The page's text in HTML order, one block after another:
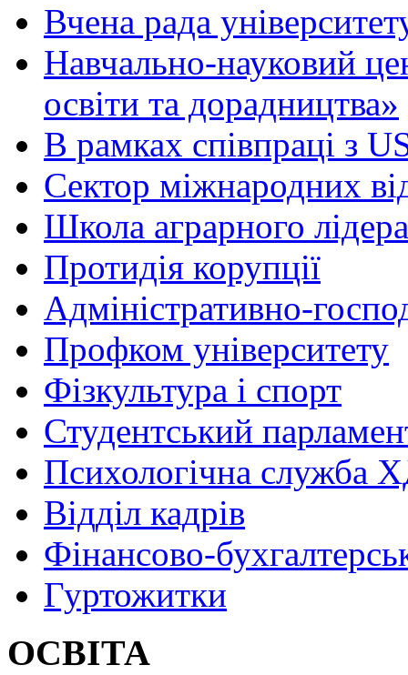
Вчена рада
Навчально-науковий
освіти та дорадництва»
В рамках співпраці з
Сектор міжнародних
Школа аграрного лідера
Протидія корупції
Адміністративно-
Профком університету
Фізкультура і спорт
Студентський
Психологічна служба
Відділ кадрів
Фінансово-
Гуртожитки
ОСВІТА